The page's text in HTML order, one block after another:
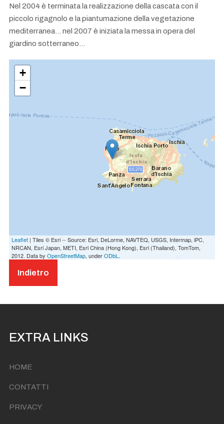
Nel 2004 è terminata la realizzazione della cascata con il
piccolo rigagnolo e la piantumazione della vegetazione
mediterranea… nel 2007 è iniziata la messa in opera del
giardino sotterraneo…
+
−
Leaflet | Tiles © Esri -- Source: Esri, DeLorme, NAVTEQ, USGS, Intermap, iPC,
NRCAN, Esri Japan, METI, Esri China (Hong Kong), Esri (Thailand), TomTom,
2012. Data by OpenStreetMap, underODbL .
Indietro
EXTRA LINKS
HOME
CONTATTI
PRIVACY